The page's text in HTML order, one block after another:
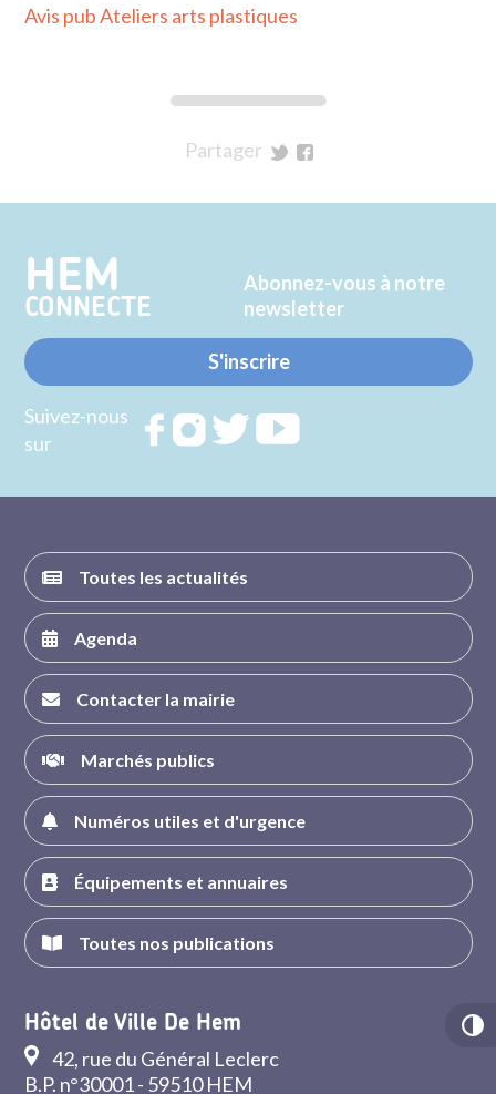
Avis pub Ateliers arts plastiques
Partager
Twitter
Facebook
HEM
CONNECTE
Abonnez-vous à notre
newsletter
S'inscrire
Suivez-nous
sur
RejoignezRejoignezRejoignez
Toutes les actualités
Agenda
Contacter la mairie
Marchés publics
Numéros utiles et d'urgence
Équipements et annuaires
Toutes nos publications
Hôtel de Ville De Hem
42, rue du Général Leclerc
B.P. n°30001 - 59510 HEM